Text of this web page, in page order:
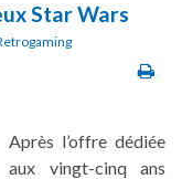
Star Wars
Après l’offre dédiée
aux vingt-cinq ans